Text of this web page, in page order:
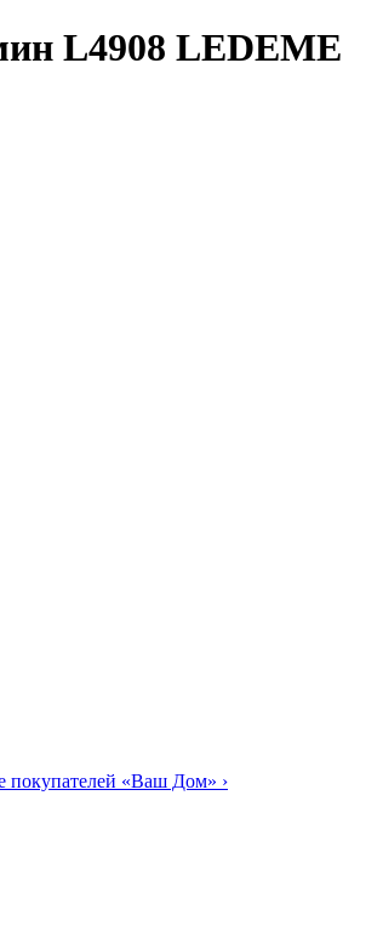
L4908 LEDEME
покупателей «Ваш Дом» ›